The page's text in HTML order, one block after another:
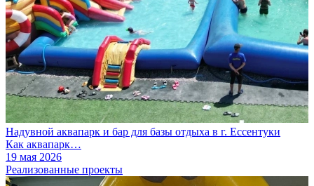
Надувной аквапарк и бар для базы отдыха в г. Ессентуки
Как аквапарк…
19 мая 2026
Реализованные проекты